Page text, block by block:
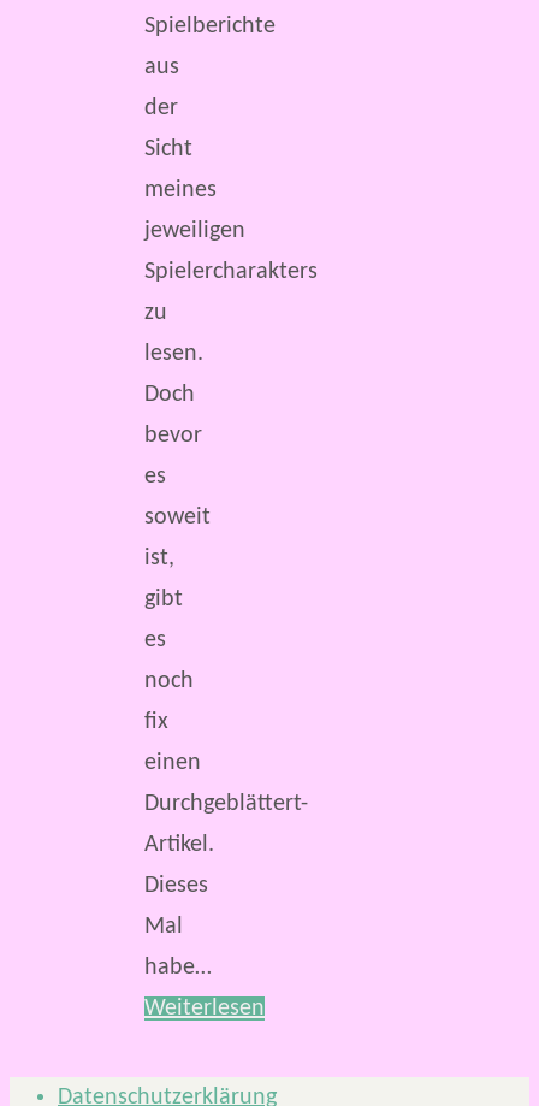
Spielberichte
aus
der
Sicht
meines
jeweiligen
Spielercharakters
zu
lesen.
Doch
bevor
es
soweit
ist,
gibt
es
noch
fix
einen
Durchgeblättert-
Artikel.
Dieses
Mal
habe…
Weiterlesen
Datenschutzerklärung